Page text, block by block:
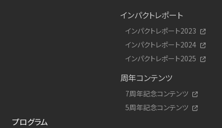
インパクトレポート
インパクトレポート2023
インパクトレポート2024
インパクトレポート2025
周年コンテンツ
7周年記念コンテンツ
5周年記念コンテンツ
プログラム